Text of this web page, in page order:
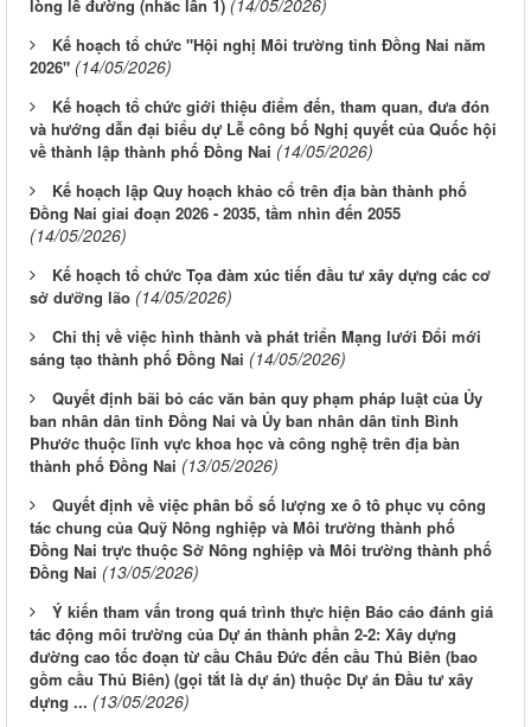
lòng lề đường (nhắc lần 1)
Kế hoạch tổ chức "Hội nghị Môi trường tỉnh Đồng Nai năm
2026" (14/05/2026)
Kế hoạch tổ chức giới thiệu điểm đến, tham quan, đưa đón
và hướng dẫn đại biểu dự Lễ công bố Nghị quyết của Quốc hội
về thành lập thành phố Đồng Nai (14/05/2026)
Kế hoạch lập Quy hoạch khảo cổ trên địa bàn thành phố
Đồng Nai giai đoạn 2026 - 2035, tầm nhìn đến 2055
(14/05/2026)
Kế hoạch tổ chức Tọa đàm xúc tiến đầu tư xây dựng các cơ
sở dưỡng lão (14/05/2026)
Chỉ thị về việc hình thành và phát triển Mạng lưới Đổi mới
sáng tạo thành phố Đồng Nai (14/05/2026)
Quyết định bãi bỏ các văn bản quy phạm pháp luật của Ủy
ban nhân dân tỉnh Đồng Nai và Ủy ban nhân dân tỉnh Bình
Phước thuộc lĩnh vực khoa học và công nghệ trên địa bàn
thành phố Đồng Nai (13/05/2026)
Quyết định về việc phân bổ số lượng xe ô tô phục vụ công
tác chung của Quỹ Nông nghiệp và Môi trường thành phố
Đồng Nai trực thuộc Sở Nông nghiệp và Môi trường thành phố
Đồng Nai (13/05/2026)
Ý kiến tham vấn trong quá trình thực hiện Báo cáo đánh giá
tác động môi trường của Dự án thành phần 2-2: Xây dựng
đường cao tốc đoạn từ cầu Châu Đức đến cầu Thủ Biên (bao
gồm cầu Thủ Biên) (gọi tắt là dự án) thuộc Dự án Đầu tư xây
dựng ... (13/05/2026)